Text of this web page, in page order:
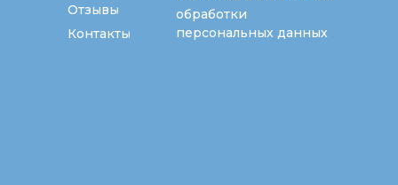
Отзывы
Контакты
обработки
персональных данных